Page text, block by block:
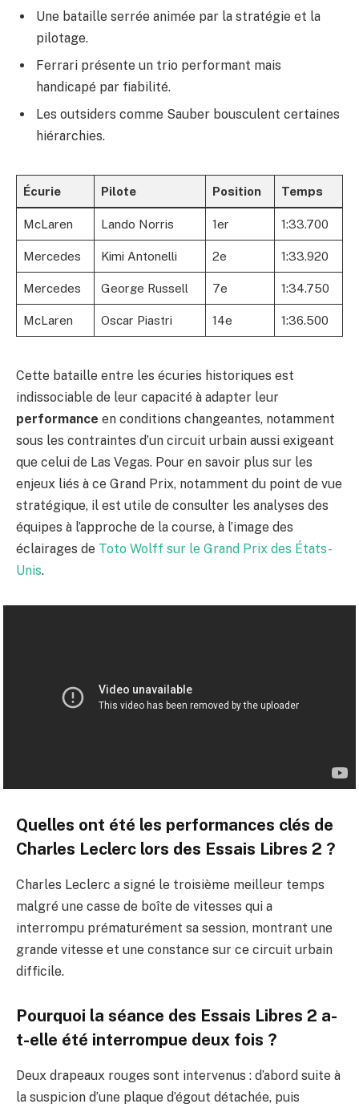
Une bataille serrée animée par la stratégie et la
pilotage.
Ferrari présente un trio performant mais
handicapé par fiabilité.
Les outsiders comme Sauber bousculent certaines
hiérarchies.
Écurie Pilote Position Temps
McLaren Lando Norris 1er 1:33.700
Mercedes Kimi Antonelli 2e 1:33.920
Mercedes George Russell 7e 1:34.750
McLaren Oscar Piastri 14e 1:36.500
Cette bataille entre les écuries historiques est
indissociable de leur capacité à adapter leur
performance en conditions changeantes, notamment
sous les contraintes d’un circuit urbain aussi exigeant
que celui de Las Vegas. Pour en savoir plus sur les
enjeux liés à ce Grand Prix, notamment du point de vue
stratégique, il est utile de consulter les analyses des
équipes à l’approche de la course, à l’image des
éclairages de Toto Wolff sur le Grand Prix des États-
Unis.
Quelles ont été les performances clés de
Charles Leclerc lors des Essais Libres 2 ?
Charles Leclerc a signé le troisième meilleur temps
malgré une casse de boîte de vitesses qui a
interrompu prématurément sa session, montrant une
grande vitesse et une constance sur ce circuit urbain
difficile.
Pourquoi la séance des Essais Libres 2 a-
t-elle été interrompue deux fois ?
Deux drapeaux rouges sont intervenus : d’abord suite à
la suspicion d’une plaque d’égout détachée, puis